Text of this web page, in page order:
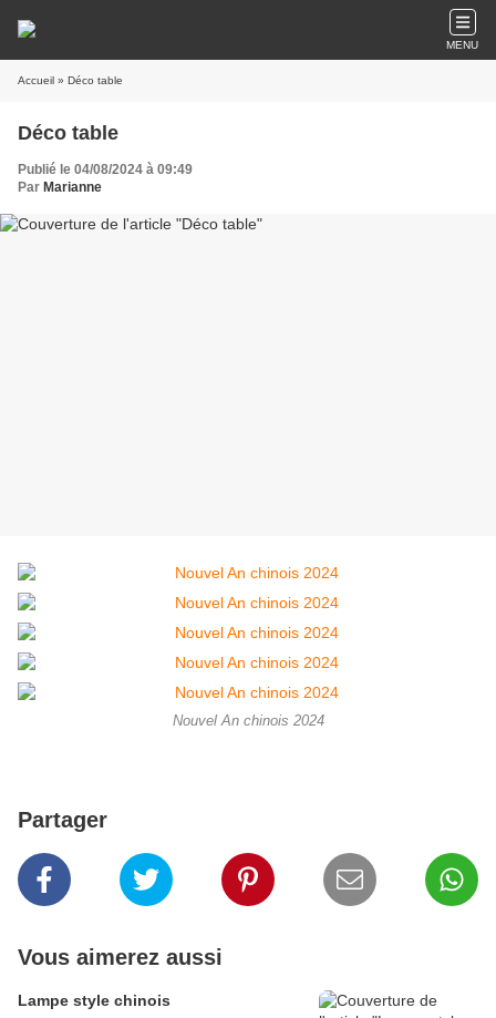
MENU
Accueil » Déco table
Déco table
Publié le 04/08/2024 à 09:49
Par Marianne
Nouvel An chinois 2024
Partager
Vous aimerez aussi
Lampe style chinois